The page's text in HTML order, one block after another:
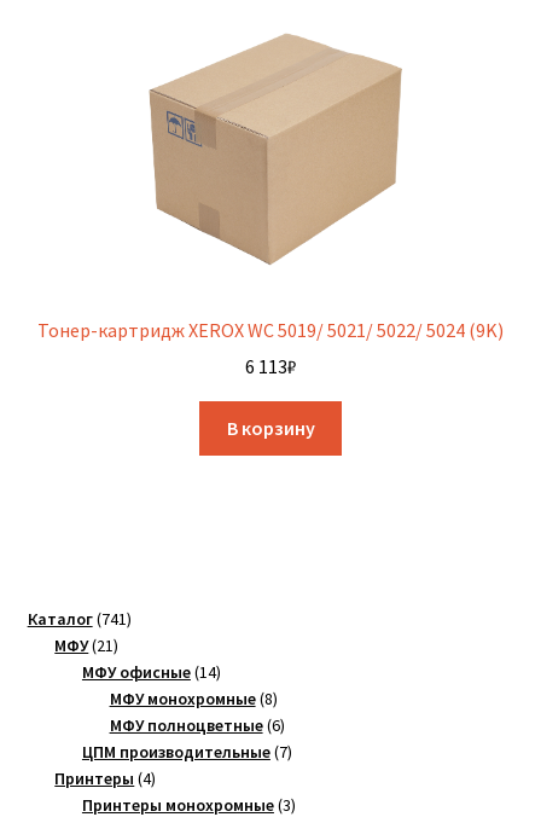
Тонер-картридж XEROX WC 5019/ 5021/ 5022/ 5024 (9K)
6 113₽
В корзину
Каталог 741741
МФУ 2121
товар
МФУ офисные 1414
товаров
МФУ монохромные 88
товаров
МФУ полноцветные 66
товаров
ЦПМ производительные 77
Принтеры 44
товара
Принтеры монохромные 33